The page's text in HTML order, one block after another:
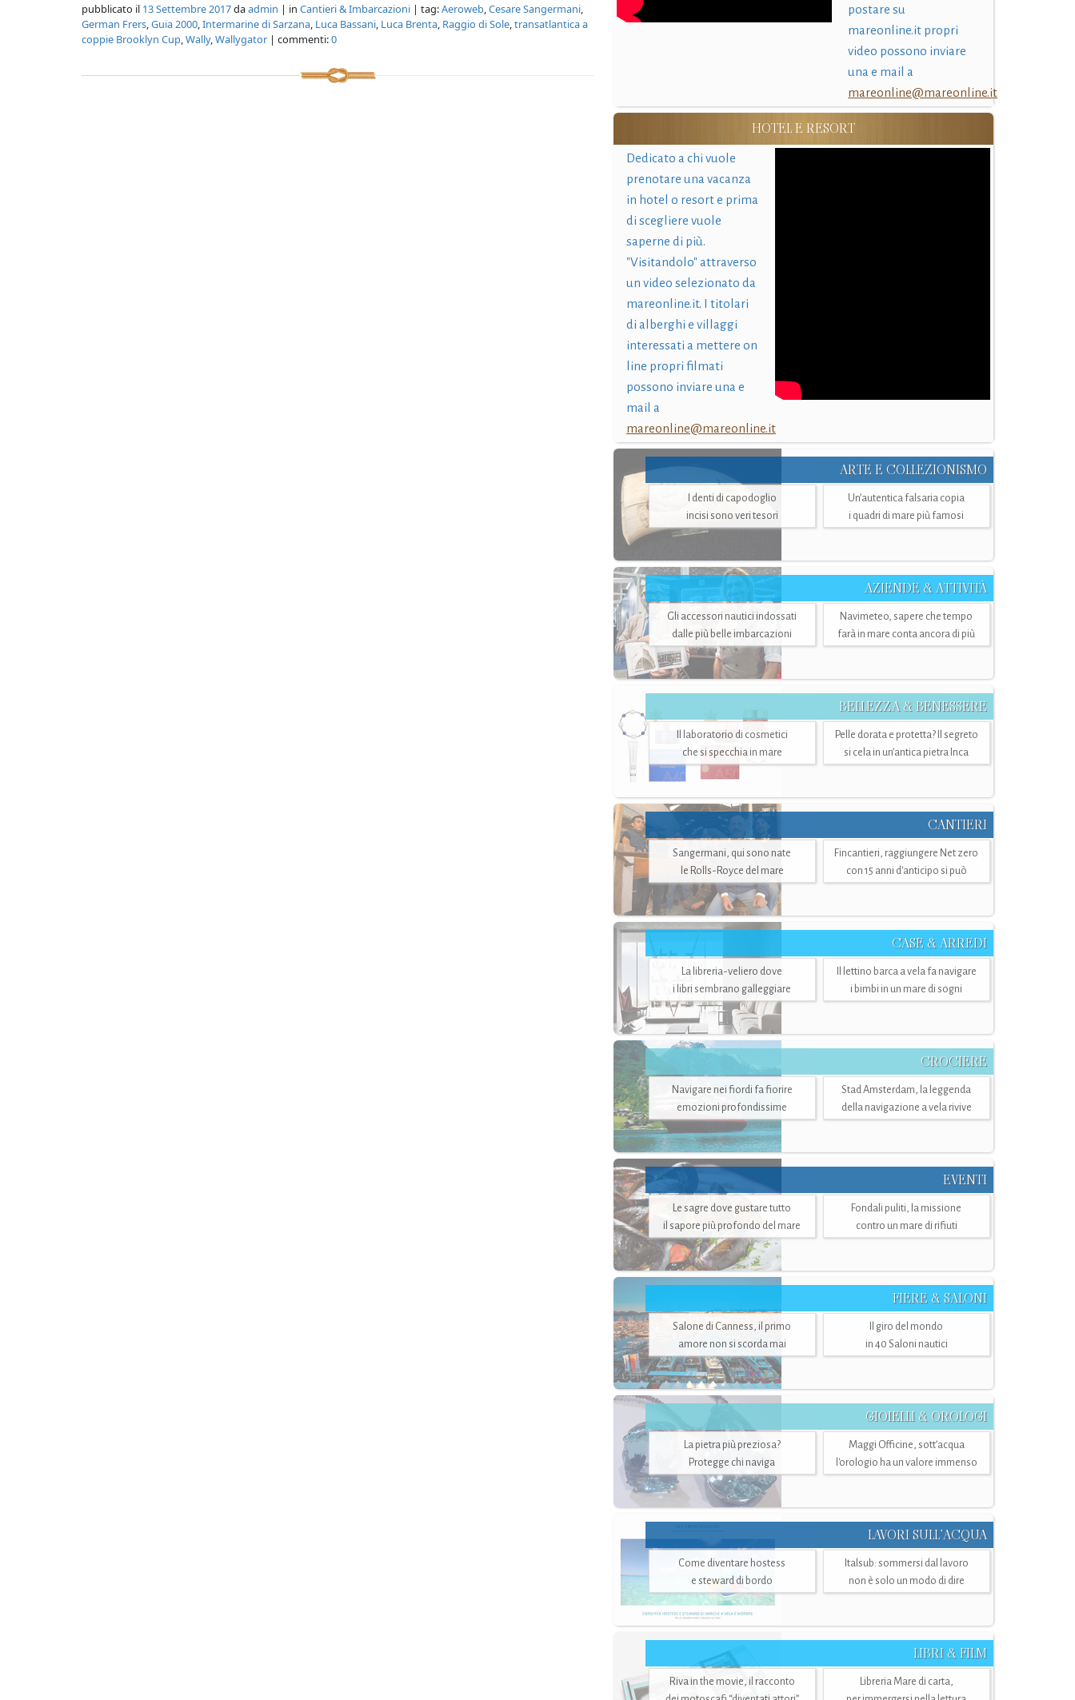
pubblicato il 13 Settembre 2017daadmin | in Cantieri & Imbarcazioni | tag:Aeroweb,Cesare Sangermani,
German Frers,Guia 2000,Intermarine di Sarzana, Luca Bassani, Luca Brenta, Raggio di Sole,transatlantica a
coppie Brooklyn Cup,Wally,Wallygator | commenti:0
postare su
mareonline.it propri
video possono inviare
una e mail a
mareonline@mareonline.it
HOTEL E RESORT
Dedicato a chi vuole
prenotare una vacanza
in hotel o resort e prima
di scegliere vuole
saperne di più.
"Visitandolo" attraverso
un video selezionato da
mareonline.it. I titolari
di alberghi e villaggi
interessati a mettere on
line propri filmati
possono inviare una e
mail a
mareonline@mareonline.it
ARTE E COLLEZIONISMO
I denti di capodoglio
incisi sono veri tesori
Un’autentica falsaria copia
i quadri di mare più famosi
AZIENDE & ATTIVITÀ
Gli accessori nautici indossati
dalle più belle imbarcazioni
Navimeteo, sapere che tempo
farà in mare conta ancora di più
BELLEZZA & BENESSERE
Il laboratorio di cosmetici
che si specchia in mare
Pelle dorata e protetta? Il segreto
si cela in un’antica pietra Inca
CANTIERI
Sangermani, qui sono nate
le Rolls-Royce del mare
Fincantieri, raggiungere Net zero
con 15 anni d'anticipo si può
CASE & ARREDI
La libreria-veliero dove
i libri sembrano galleggiare
Il lettino barca a vela fa navigare
i bimbi in un mare di sogni
CROCIERE
Navigare nei fiordi fa fiorire
emozioni profondissime
Stad Amsterdam, la leggenda
della navigazione a vela rivive
EVENTI
Le sagre dove gustare tutto
il sapore più profondo del mare
Fondali puliti, la missione
contro un mare di rifiuti
FIERE & SALONI
Salone di Canness, il primo
amore non si scorda mai
Il giro del mondo
in 40 Saloni nautici
GIOIELLI & OROLOGI
La pietra più preziosa?
Protegge chi naviga
Maggi Officine, sott’acqua
l'orologio ha un valore immenso
LAVORI SULL’ACQUA
Come diventare hostess
e steward di bordo
Italsub: sommersi dal lavoro
non è solo un modo di dire
LIBRI & FILM
Riva in the movie, il racconto
Libreria Mare di carta,